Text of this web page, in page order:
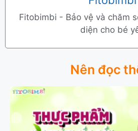
Fitobimbi - Bảo vệ và chăm
diện cho bé
Nên đọc